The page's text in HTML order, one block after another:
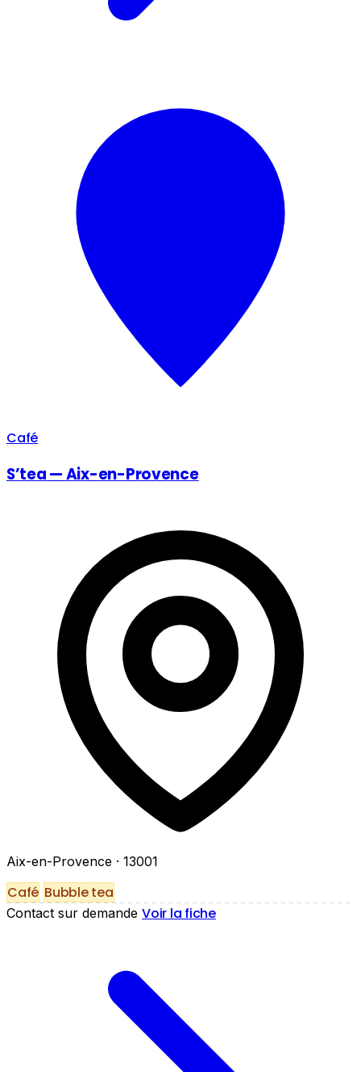
Café
S’tea — Aix-en-Provence
Aix-en-Provence · 13001
Café Bubble tea
Contact sur demande Voir la fiche